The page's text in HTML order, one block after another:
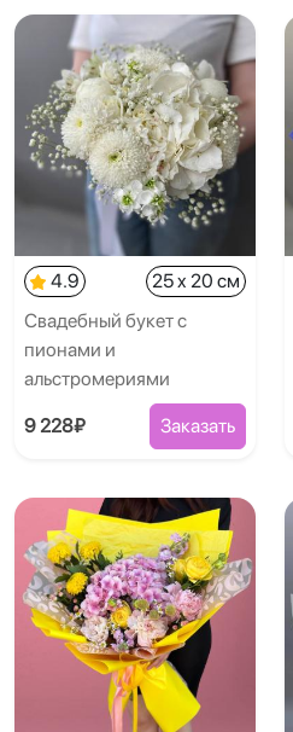
4.9
25 x 20 см
Свадебный букет с
пионами и
альстромериями
9 228₽ Заказать